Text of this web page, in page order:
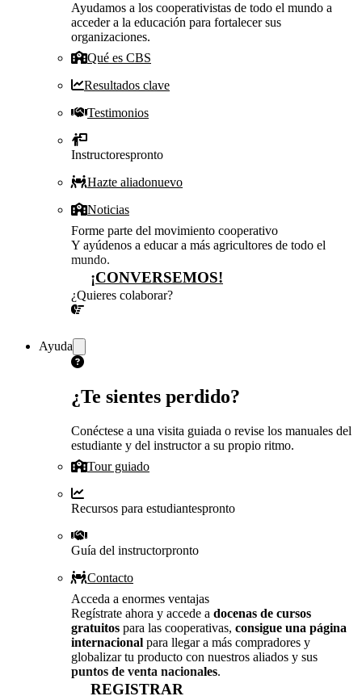
Ayudamos a los cooperativistas de todo el mundo a
acceder a la educación para fortalecer sus
organizaciones.
Qué es CBS
Resultados clave
Testimonios
Instructorespronto
Hazte aliadonuevo
Noticias
Forme parte del movimiento cooperativo
Y ayúdenos a educar a más agricultores de todo el
mundo.
¡CONVERSEMOS!
¿Quieres colaborar?
Ayuda
¿Te sientes perdido?
Conéctese a una visita guiada o revise los manuales del
estudiante y del instructor a su propio ritmo.
Tour guiado
Recursos para estudiantespronto
Guía del instructorpronto
Contacto
Acceda a enormes ventajas
Regístrate ahora y accede a docenas de cursos
gratuitos para las cooperativas, consigue una página
internacional para llegar a más compradores y
globalizar tu producto con nuestros aliados y sus
puntos de venta nacionales.
REGISTRAR